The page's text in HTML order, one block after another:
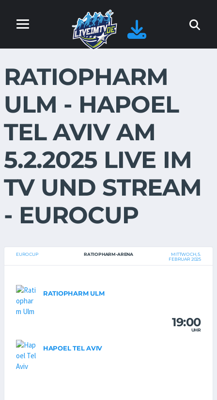
RATIOPHARM
ULM - HAPOEL
TEL AVIV AM
5.2.2025 LIVE IM
TV UND STREAM
- EUROCUP
EUROCUP RATIOPHARM-ARENA
MITTWOCH, 5.
FEBRUAR 2025
RATIOPHARM ULM
19:00
UHR
HAPOEL TEL AVIV